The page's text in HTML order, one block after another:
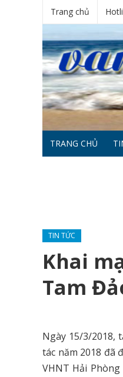
Trang chủ
TRANG CHỦ
TIN TỨC
Khai
Tam
Ngày 15/3/2018,
tác năm 2018 đã
VHNT Hải